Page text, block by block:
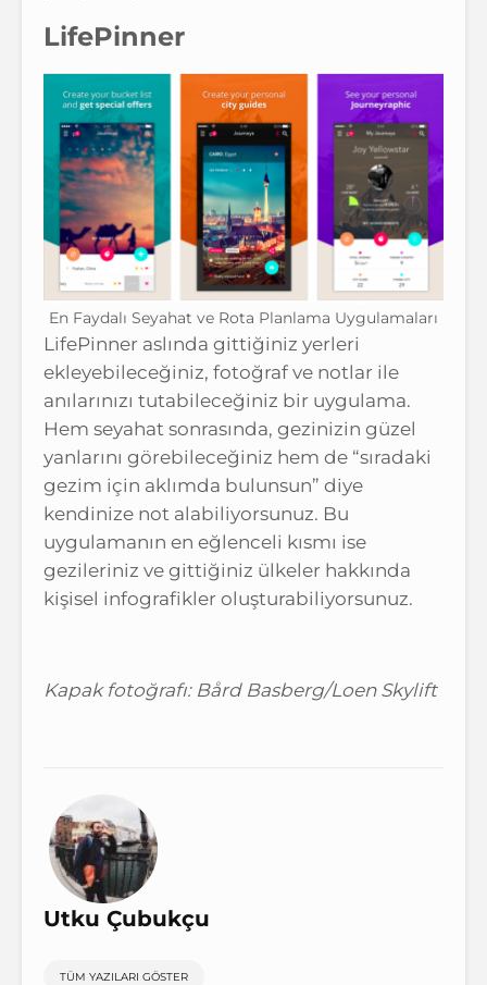
LifePinner
En Faydalı Seyahat ve Rota Planlama Uygulamaları
LifePinner aslında gittiğiniz yerleri
ekleyebileceğiniz, fotoğraf ve notlar ile
anılarınızı tutabileceğiniz bir uygulama.
Hem seyahat sonrasında, gezinizin güzel
yanlarını görebileceğiniz hem de “sıradaki
gezim için aklımda bulunsun” diye
kendinize not alabiliyorsunuz. Bu
uygulamanın en eğlenceli kısmı ise
gezileriniz ve gittiğiniz ülkeler hakkında
kişisel infografikler oluşturabiliyorsunuz.
Kapak fotoğrafı: Bård Basberg/Loen Skylift
Utku Çubukçu
TÜM YAZILARI GÖSTER